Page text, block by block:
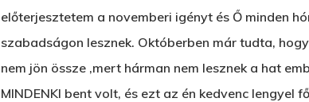
előterjesztetem a novemberi igényt és Ő minden
szabadságon lesznek. Októberben már tudta,
nem jön össze ,mert hárman nem lesznek a hat
MINDENKI bent volt, és ezt az én kedvenc